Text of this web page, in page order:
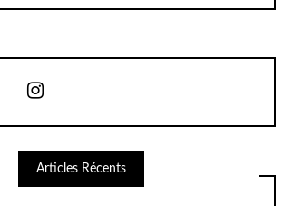
Articles Récents